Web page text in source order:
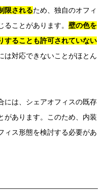
限されるため、独自のオフィ
ことがあります。 壁の色を
することも許可されていない
は対応できないことがほとん
には、シェアオフィスの既存
があります。このため、内装
ィス形態を検討する必要があ